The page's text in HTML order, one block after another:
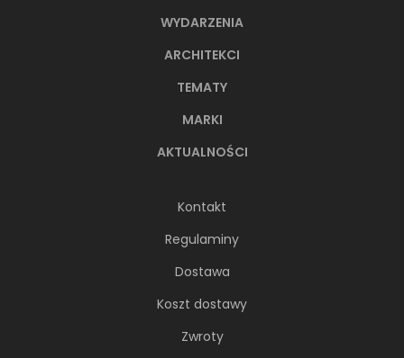
WYDARZENIA
ARCHITEKCI
TEMATY
MARKI
AKTUALNOŚCI
Kontakt
Regulaminy
Dostawa
Koszt dostawy
Zwroty